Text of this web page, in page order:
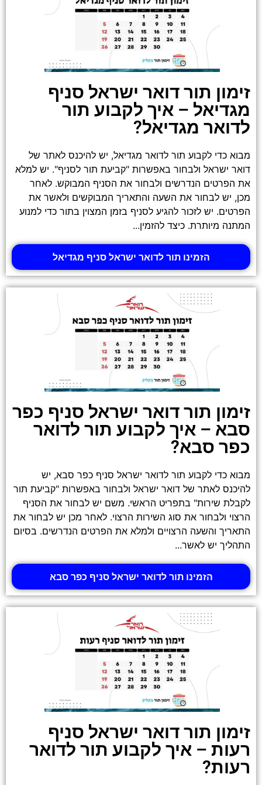
זימון תור דואר ישראל סניף
מגדיאל – איך לקבוע תור
לדואר מגדיאל?
מבוא כדי לקבוע תור לדואר מגדיאל, יש להיכנס לאתר של
דואר ישראל ולבחור באפשרות "קביעת תור לסניף". יש למלא
את הפרטים הנדרשים ולבחור את הסניף המבוקש. לאחר
מכן, יש לבחור את השעה והתאריך המבוקשים ולאשר את
הפרטים. יש לזכור להגיע לסניף בזמן המצוין בתור כדי למנוע
המתנה מיותרת. כיצד להזמין...
הזמינו תור לדואר ישראל סניף מגדיאל
זימון תור דואר ישראל סניף כפר
סבא – איך לקבוע תור לדואר
כפר סבא?
מבוא כדי לקבוע תור לדואר ישראל סניף כפר סבא, יש
להיכנס לאתר של דואר ישראל ולבחור באפשרות "קביעת תור
לקבלת שירות" בתפריט הראשי. משם יש לבחור את הסניף
הרצוי ולבחור את סוג השירות הרצוי. לאחר מכן יש לבחור את
התאריך והשעה הרצויים ולמלא את הפרטים הנדרשים. בסיום
התהליך יש לאשר...
הזמינו תור לדואר ישראל סניף כפר סבא
זימון תור דואר ישראל סניף
רעות – איך לקבוע תור לדואר
רעות?